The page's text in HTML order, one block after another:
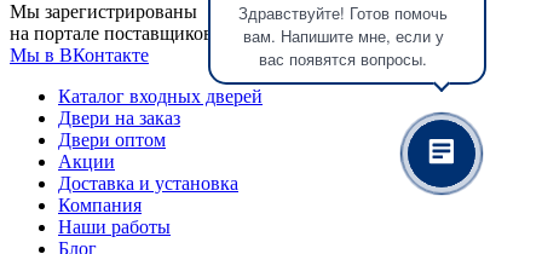
Здравствуйте! Готов помочь
вам. Напишите мне, если у
вас появятся вопросы.
Мы зарегистрированы
на портале поставщиков
Мы в ВКонтакте
Каталог входных дверей
Двери на заказ
Двери оптом
Акции
Доставка и установка
Компания
Наши работы
Блог